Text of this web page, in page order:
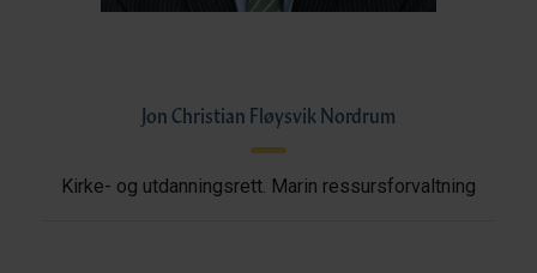
Jon Christian Fløysvik Nordrum
Kirke- og utdanningsrett. Marin ressursforvaltning